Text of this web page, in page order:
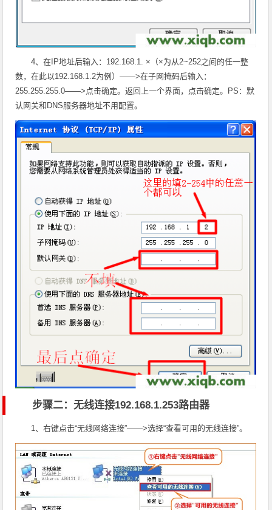
4、在IP地址后输入：192.168.1. ×（×为从2~252之间的任一整
数，在此以192.168.1.2为例）——>在子网掩码后输入：
255.255.255.0——>点击确定。返回上一个界面，点击确定。PS：默
认网关和DNS服务器地址不用配置。
步骤二：无线连接192.168.1.253路由器
1、右键点击“无线网络连接”——>选择“查看可用的无线连接”。